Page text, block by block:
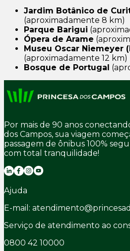
Jardim Botânico de
(aproximadamente 8 km)
Parque Barigui
Ópera de Arame
Museu Oscar Niemeyer
(aproximadamente 12 km)
Bosque de Portugal
Por mais de 90 anos
dos Campos, sua viagem
passagem de ônibus 100%
com total tranquilidade!
Ajuda
E-mail:
Serviço de atendimento ao
0800 42 10000